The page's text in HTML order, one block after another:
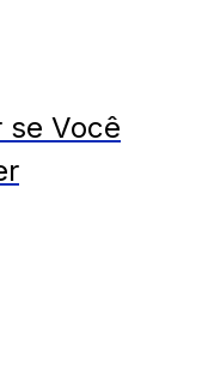
se Você